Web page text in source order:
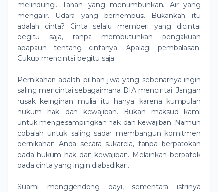
melindungi. Tanah yang menumbuhkan. Air yang
mengalir. Udara yang berhembus. Bukankah itu
adalah cinta? Cinta selalu memberi yang dicintai
begitu saja, tanpa membutuhkan pengakuan
apapaun tentang cintanya. Apalagi pembalasan.
Cukup mencintai begitu saja.
Pernikahan adalah pilihan jiwa yang sebenarnya ingin
saling mencintai sebagaimana DIA mencintai. Jangan
rusak keinginan mulia itu hanya karena kumpulan
hukum hak dan kewajiban. Bukan maksud kami
untuk mengesampingkan hak dan kewajiban. Namun
cobalah untuk saling sadar membangun komitmen
pernikahan Anda secara sukarela, tanpa berpatokan
pada hukum hak dan kewajiban. Melainkan berpatok
pada cinta yang ingin diabadikan.
Suami menggendong bayi, sementara istrinya